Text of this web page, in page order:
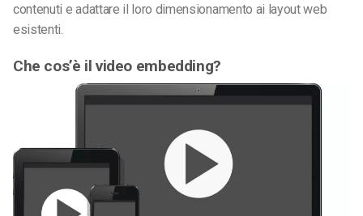
contenuti e adattare il loro dimensionamento ai layout web
esistenti.
Che cos’è il video embedding?